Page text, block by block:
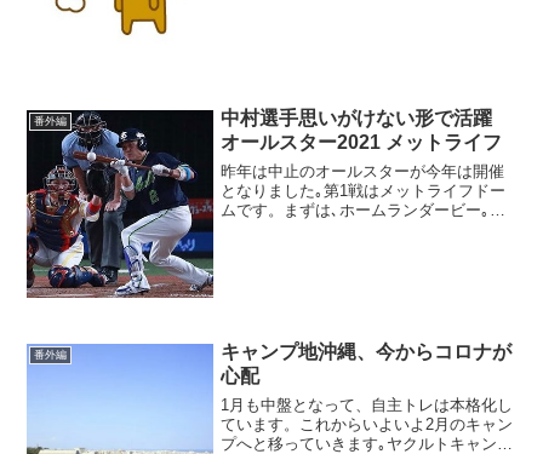
番外編
中村選手思いがけない形で活躍
オールスター2021 メットライフ
昨年は中止のオールスターが今年は開催
となりました｡第1戦はメットライフドー
ムです。まずは､ホームランダービー｡メ
番外編
キャンプ地沖縄、今からコロナが
心配
1月も中盤となって、自主トレは本格化し
ています。これからいよいよ2月のキャン
プへと移っていきます｡ヤクルトキャン